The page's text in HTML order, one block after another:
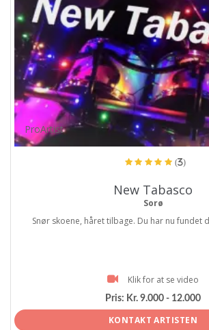
ProArtist
(3)
New Tabasco
Sorø
Snør skoene, håret tilbage. Du har nu fundet
Klik for at se video
Pris: Kr. 9.000 - 12.000
KONTAKT ARTISTEN